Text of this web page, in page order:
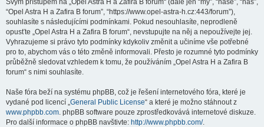
Svým přístupem na „Opel Astra H a Zafira B forum“ (dále jen “my”, “naše”, “nás”,
“Opel Astra H a Zafira B forum”, “https://www.opel-astra-h.cz:443/forum”),
souhlasíte s následujícími podmínkami. Pokud nesouhlasíte, neprodleně
opusťte „Opel Astra H a Zafira B forum“, nevstupujte na něj a nepoužívejte jej.
Vyhrazujeme si právo tyto podmínky kdykoliv změnit a učiníme vše potřebné
pro to, abychom vás o této změně informovali. Přesto je rozumné tyto podmínky
průběžně sledovat vzhledem k tomu, že používáním „Opel Astra H a Zafira B
forum“ s nimi souhlasíte.
Naše fóra beží na systému phpBB, což je řešení internetového fóra, které je
vydané pod licencí „General Public License“ a které je možno stáhnout z
www.phpbb.com. phpBB software pouze zprostředkovává internetové diskuze.
Pro další informace o phpBB navštivte: http://www.phpbb.com/.